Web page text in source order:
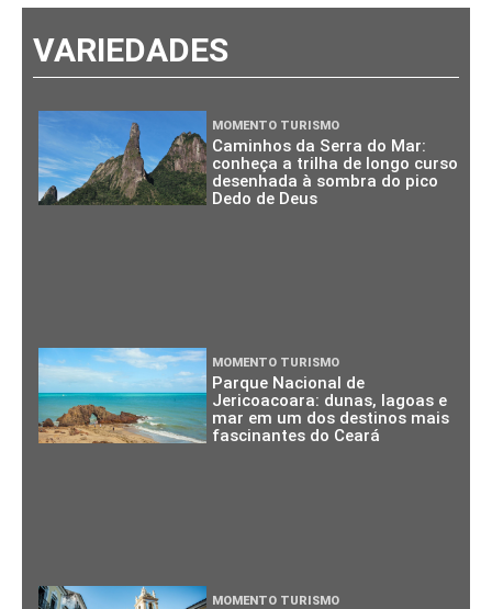
VARIEDADES
MOMENTO TURISMO
Caminhos da Serra do Mar:
conheça a trilha de longo curso
desenhada à sombra do pico
Dedo de Deus
MOMENTO TURISMO
Parque Nacional de
Jericoacoara: dunas, lagoas e
mar em um dos destinos mais
fascinantes do Ceará
MOMENTO TURISMO